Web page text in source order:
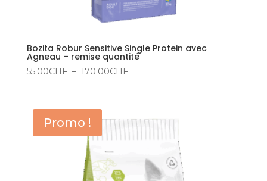
Bozita Robur Sensitive Single Protein avec
Agneau – remise quantité
55.00CHF – 170.00CHFPlage
à
170.00CHF
Promo !